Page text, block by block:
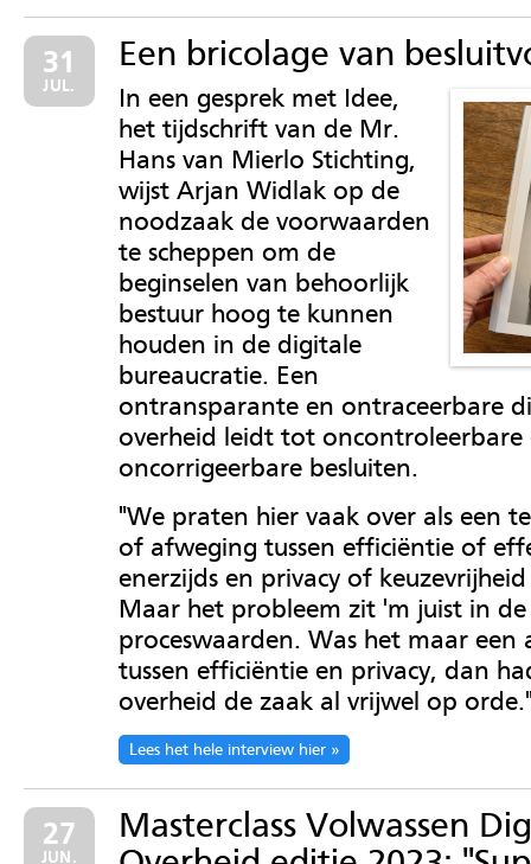
Een bricolage van
31
JUL.
In een gesprek met Idee,
het tijdschrift van de Mr.
Hans van Mierlo Stichting,
wijst Arjan Widlak op de
noodzaak de voorwaarden
te scheppen om de
beginselen van behoorlijk
bestuur hoog te kunnen
houden in de digitale
bureaucratie. Een
ontransparante en ontraceerbare
overheid leidt tot oncontroleerbare
oncorrigeerbare besluiten.
"We praten hier vaak over als een
of afweging tussen efficiëntie of
enerzijds en privacy of
Maar het probleem zit 'm juist in de
proceswaarden. Was het maar een
tussen efficiëntie en privacy, dan
overheid de zaak al vrijwel op
Lees het hele interview hier
Masterclass Volwassen
27
JUN.